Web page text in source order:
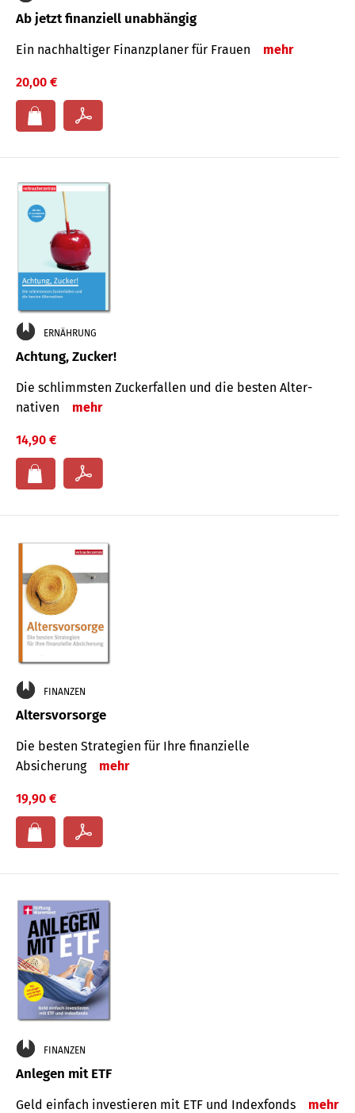
Ab jetzt finanziell unabhängig
Ein nachhaltiger Finanzplaner für Frauen mehr
20,00 €
ERNÄHRUNG
Achtung, Zucker!
Die schlimmsten Zucker­fallen und die besten Alter­
nativen
mehr
14,90 €
FINANZEN
Altersvorsorge
Die besten Strategien für Ihre finanzielle
Absicherung
mehr
19,90 €
FINANZEN
Anlegen mit ETF
Geld einfach investieren mit ETF und Indexfonds mehr